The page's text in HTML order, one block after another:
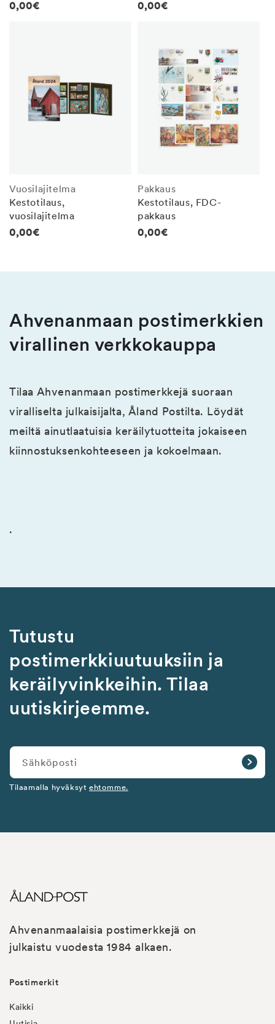
Normaalihinta
0,00€ Normaalihinta
0,00€
Vuosilajitelma
Kestotilaus,
vuosilajitelma
Normaalihinta
0,00€
Pakkaus
Kestotilaus, FDC-
pakkaus
Normaalihinta
0,00€
Ahvenanmaan postimerkkien
virallinen verkkokauppa
Tilaa Ahvenanmaan postimerkkejä suoraan
viralliselta julkaisijalta, Åland Postilta. Löydät
meiltä ainutlaatuisia keräilytuotteita jokaiseen
kiinnostuksenkohteeseen ja kokoelmaan.
.
Tutustu
postimerkkiuutuuksiin ja
keräilyvinkkeihin. Tilaa
uutiskirjeemme.
Sähköposti
Tilaamalla hyväksyt ehtomme.
Ahvenanmaalaisia postimerkkejä on
julkaistu vuodesta 1984 alkaen.
Postimerkit
Kaikki